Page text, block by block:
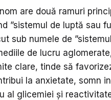
are două ramuri
”sistemul de luptă sau
sub numele de
de lucru
clare, tinde să
la anxietate, somn
al glicemiei și